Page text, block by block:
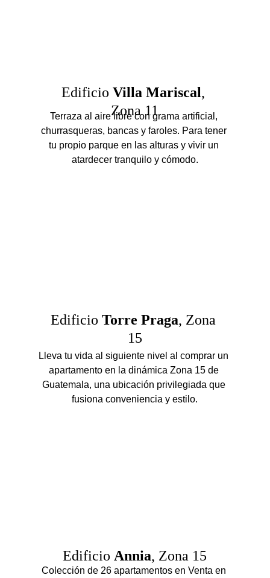
Edificio Villa Mariscal,
Zona 11
Terraza al aire libre con grama artificial,
churrasqueras, bancas y faroles. Para tener
tu propio parque en las alturas y vivir un
atardecer tranquilo y cómodo.
Edificio Torre Praga, Zona
15
Edificio Annia, Zona 15
Lleva tu vida al siguiente nivel al comprar un
apartamento en la dinámica Zona 15 de
Guatemala, una ubicación privilegiada que
fusiona conveniencia y estilo.
Colección de 26 apartamentos en Venta en